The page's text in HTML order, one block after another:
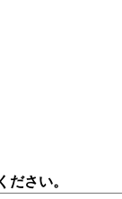
さい。